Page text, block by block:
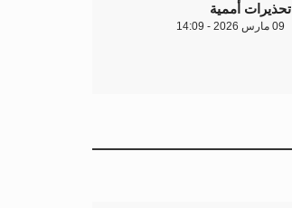
تحذيرات أممية
09 مارس 2026 - 14:09